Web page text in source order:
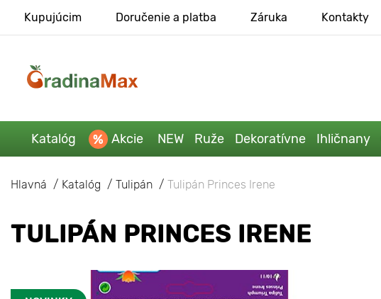
Kupujúcim Doručenie a platba Záruka Kontakty
Katalóg Akcie NEW Ruže Dekoratívne Ihličnany
Hlavná Katalóg Tulipán Tulipán Princes Irene
TULIPÁN PRINCES IRENE